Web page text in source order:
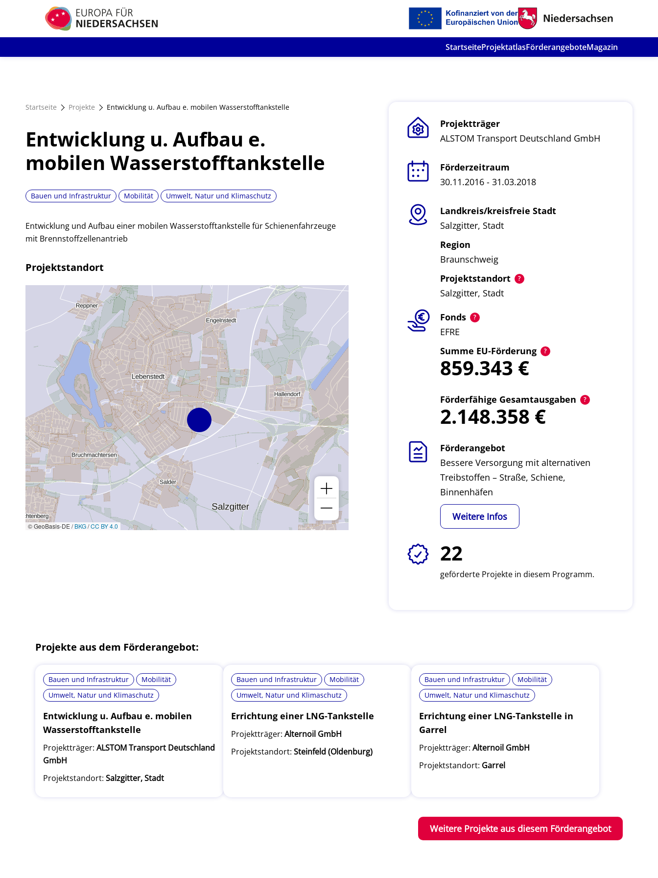
StartseiteProjektatlasFörderangeboteMagazin
Startseite Projekte Entwicklung u. Aufbau e. mobilen Wasserstofftankstelle
Entwicklung u. Aufbau e.
mobilen Wasserstofftankstelle
Bauen und Infrastruktur Mobilität Umwelt, Natur und Klimaschutz
Entwicklung und Aufbau einer mobilen Wasserstofftankstelle für Schienenfahrzeuge
mit Brennstoffzellenantrieb
Projektstandort
© GeoBasis-DE /BKG/CC BY 4.0
Projektträger
ALSTOM Transport Deutschland GmbH
Förderzeitraum
30.11.2016 - 31.03.2018
Landkreis/kreisfreie Stadt
Salzgitter, Stadt
Region
Braunschweig
Projektstandort
Salzgitter, Stadt
Fonds
EFRE
Summe EU-Förderung
859.343
Förderfähige Gesamtausgaben
2.148.358
Förderangebot
Bessere Versorgung mit alternativen
Treibstoffen – Straße, Schiene,
Binnenhäfen
Weitere Infos
22
geförderte Projekte in diesem Programm.
Projekte aus dem Förderangebot:
Bauen und Infrastruktur
Mobilität
Umwelt, Natur und Klimaschutz
Entwicklung u. Aufbau e. mobilen
Wasserstofftankstelle
Projektträger: ALSTOM Transport Deutschland
GmbH
Projektstandort: Salzgitter, Stadt
Bauen und Infrastruktur
Mobilität
Umwelt, Natur und Klimaschutz
Errichtung einer LNG-Tankstelle
Projektträger: Alternoil GmbH
Projektstandort: Steinfeld (Oldenburg)
Bauen und Infrastruktur
Mobilität
Umwelt, Natur und Klimaschutz
Errichtung einer LNG-Tankstelle in
Garrel
Projektträger: Alternoil GmbH
Projektstandort: Garrel
Weitere Projekte aus diesem Förderangebot